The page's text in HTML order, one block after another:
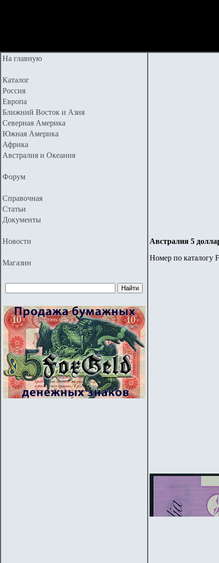
На главную
Каталог
Россия
Европа
Ближний Восток и Азия
Северная Америка
Южная Америка
Африка
Австралия и Океания
Форум
Справочная
Статьи
Документы
Новости
Магазин
Австралия 5
Номер по каталогу